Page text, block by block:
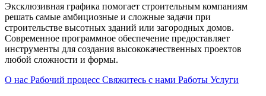
Эксклюзивная графика помогает строительным компаниям
решать самые амбициозные и сложные задачи при
строительстве высотных зданий или загородных домов.
Современное программное обеспечение предоставляет
инструменты для создания высококачественных проектов
любой сложности и формы.
О нас Рабочий процесс Свяжитесь с нами Работы Услуги